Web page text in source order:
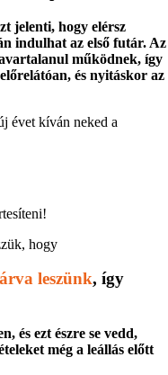
jelenti, hogy elérsz
indulhat az első futár. Az
működnek, így
és nyitáskor az
évet kíván neked a
hogy
leszünk, így
és ezt észre se vedd,
még a leállás előtt